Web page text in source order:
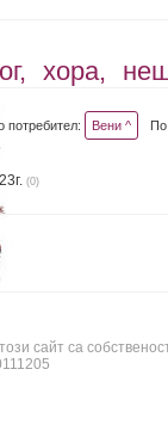
хора,
потребител: Вени ^
(0)
сайт са